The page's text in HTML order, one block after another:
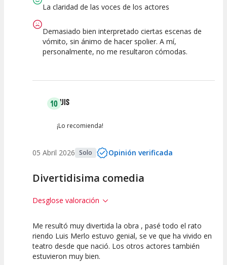
La claridad de las voces de los actores
Demasiado bien interpretado ciertas escenas de
vómito, sin ánimo de hacer spolier. A mí,
personalmente, no me resultaron cómodas.
10LUIS
¡Lo recomienda!
05 Abril 2026 Solo Opinión verificada
Divertidisima comedia
Desglose valoración
10
Calidad del
Espectáculo
10
Puesta en
Escena
10
Interpretación
Me resultó muy divertida la obra , pasé todo el rato
riendo Luis Merlo estuvo genial, se ve que ha vivido en
teatro desde que nació. Los otros actores también
estuvieron muy bien.